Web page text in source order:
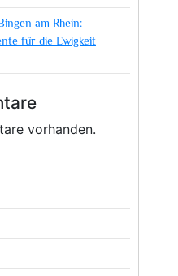
am Rhein:
für die Ewigkeit
vorhanden.